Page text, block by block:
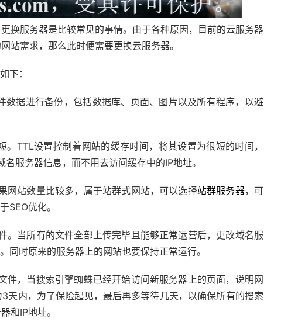
换服务器是比较常见的事情。由于各种原因，目前的云服务器
站需求，那么此时便需要更换云服务器。
下：
数据进行备份，包括数据库、页面、图片以及所有程序，以避
TTL设置控制着网站的缓存时间，将其设置为很短的时间，
服务器信息，而不用去访问缓存中的IP地址。
网站数量比较多，属于站群式网站，可以选择站群服务器，可
SEO优化。
。当所有的文件全部上传完毕且能够正常运营后，更改域名服
同时原来的服务器上的网站也要保持正常运行。
件，当搜索引擎蜘蛛已经开始访问新服务器上的页面，说明网
天内，为了保险起见，最后再多等待几天，以确保所有的搜索
和IP地址。